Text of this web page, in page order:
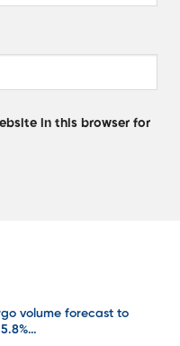
volume forecast to
in this browser for